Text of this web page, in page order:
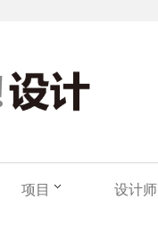
项目 设计师